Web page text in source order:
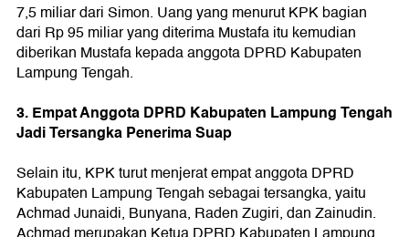
7,5 miliar dari Simon. Uang yang menurut KPK bagian
dari Rp 95 miliar yang diterima Mustafa itu kemudian
diberikan Mustafa kepada anggota DPRD Kabupaten
Lampung Tengah.
3. Empat Anggota DPRD Kabupaten Lampung Tengah
Jadi Tersangka Penerima Suap
Selain itu, KPK turut menjerat empat anggota DPRD
Kabupaten Lampung Tengah sebagai tersangka, yaitu
Achmad Junaidi, Bunyana, Raden Zugiri, dan Zainudin.